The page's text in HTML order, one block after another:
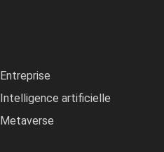
Entreprise
Intelligence artificielle
Metaverse